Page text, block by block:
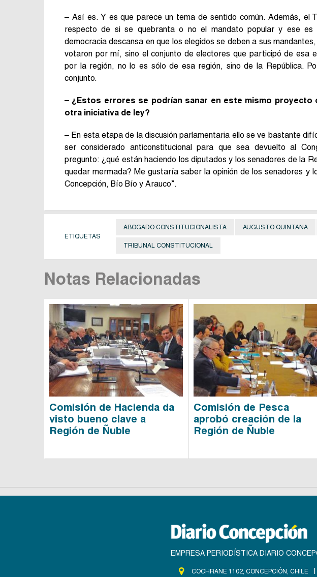
– Así es. Y es que parece un tema de sentido común. Además, el
respecto de si se quebranta o no el mandato popular y ese es
democracia descansa en que los elegidos se deben a sus
votaron por mí, sino el conjunto de electores que participó de esa
por la región, no lo es sólo de esa región, sino de la República.
conjunto.
– ¿Estos errores se podrían sanar en este mismo proyecto
otra iniciativa de ley?
– En esta etapa de la discusión parlamentaria ello se ve bastante
ser considerado anticonstitucional para que sea devuelto al
pregunto: ¿qué están haciendo los diputados y los senadores de la
quedar mermada? Me gustaría saber la opinión de los senadores y
Concepción, Bío Bío y Arauco”.
ETIQUETAS
ABOGADO CONSTITUCIONALISTA AUGUSTO QUINTANA
TRIBUNAL CONSTITUCIONAL
Notas Relacionadas
Comisión de Hacienda da
visto bueno clave a
Región de Ñuble
Comisión de Pesca
aprobó creación de la
Región de Ñuble
EMPRESA PERIODÍSTICA DIARIO
COCHRANE 1102, CONCEPCIÓN, CHILE